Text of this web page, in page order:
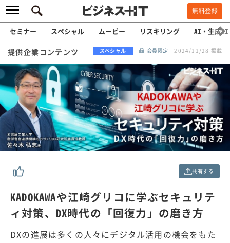
無料登録
セミナー スペシャル ムービー リスキリング AI・生成AI
提供企業コンテンツ スペシャル 会員限定 2024/11/28 掲載
共有する
KADOKAWAや江崎グリコに学ぶセキュリテ
ィ対策、DX時代の「回復力」の磨き方
DXの進展は多くの人々にデジタル活用の機会をもた